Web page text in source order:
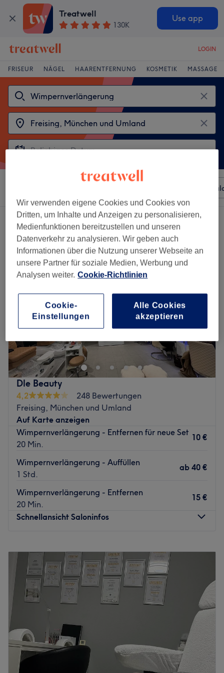
Treatwell
130K
Use app
LOGIN
FRISEUR NÄGEL HAARENTFERNUNG KOSMETIK MASSAGE
2 Salons die anbieten:
wimpernverlängerung in Freising, München und Umland
Dle Beauty
4,2
248 Bewertungen
Freising, München und Umland
Auf Karte anzeigen
Wimpernverlängerung - Entfernen für neue Set
20 Min.
10 €
Wimpernverlängerung - Auffüllen
1 Std.
ab 40 €
Wimpernverlängerung - Entfernen
20 Min.
15 €
Schnellansicht Saloninfos
Dienstag
09:00
Mittwoch
09:00
Donnerstag
09:00
Freitag
09:00
Samstag
09:00
Geschlossen
Dle Beauty ist ein Nagelstudio in Freising, das sich
darauf spezialisiert hat, seinen Kunden ein großartiges
Nägel Erlebnis zu bieten.
Wir verwenden eigene Cookies und Cookies von
Dritten, um Inhalte und Anzeigen zu personalisieren,
Medienfunktionen bereitzustellen und unseren
Datenverkehr zu analysieren. Wir geben auch
Informationen über die Nutzung unserer Webseite an
unsere Partner für soziale Medien, Werbung und
Analysen weiter. Cookie-Richtlinien
Cookie-
Einstellungen
Alle Cookies
akzeptieren